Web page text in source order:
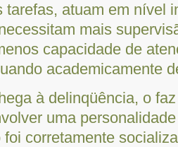
tarefas, atuam em nível
mais
capacidade de
academicamente
à delinqüência, o
uma
corretamente